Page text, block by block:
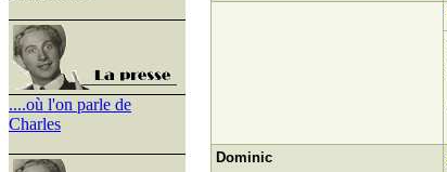
....où l'on parle de
Charles
Dominic